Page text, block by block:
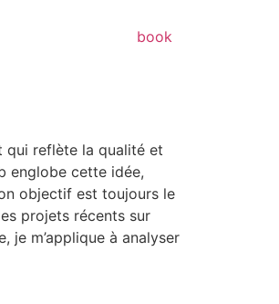
book
qui reflète la qualité et
englobe cette idée,
objectif est toujours le
projets récents sur
je m’applique à analyser